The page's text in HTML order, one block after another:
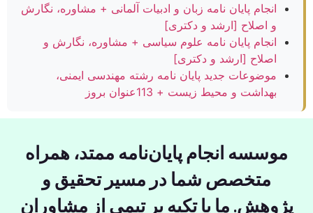
انجام پایان نامه زبان و ادبیات آلمانی + مشاوره، نگارش
و اصلاح [ارشد و دکتری]
انجام پایان نامه علوم سیاسی + مشاوره، نگارش و
اصلاح [ارشد و دکتری]
موضوعات جدید پایان نامه رشته مهندسی ایمنی،
بهداشت و محیط زیست + 113عنوان بروز
موسسه انجام پایان‌نامه ممتد، همراه
متخصص شما در مسیر تحقیق و
پژوهش. ما با تکیه بر تیمی از مشاوران